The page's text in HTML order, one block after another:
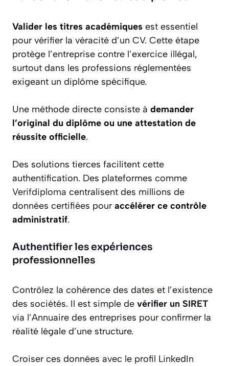
Valider les titres académiques est essentiel
pour vérifier la véracité d’un CV. Cette étape
protège l’entreprise contre l’exercice illégal,
surtout dans les professions réglementées
exigeant un diplôme spécifique.
Une méthode directe consiste à demander
l’original du diplôme ou une attestation de
réussite officielle.
Des solutions tierces facilitent cette
authentification. Des plateformes comme
Verifdiploma centralisent des millions de
données certifiées pour accélérer ce contrôle
administratif.
Authentifier les expériences
professionnelles
Contrôlez la cohérence des dates et l’existence
des sociétés. Il est simple de vérifier un SIRET
via l’Annuaire des entreprises pour confirmer la
réalité légale d’une structure.
Croiser ces données avec le profil LinkedIn